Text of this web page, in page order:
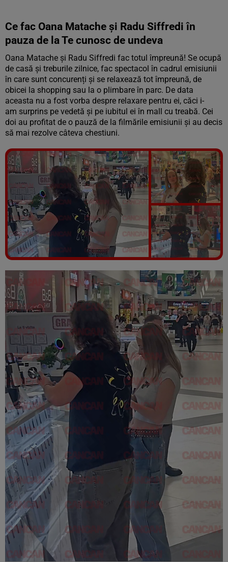
Ce fac Oana Matache și Radu Siffredi în
pauza de la Te cunosc de undeva
Oana Matache și Radu Siffredi fac totul împreună! Se ocupă
de casă și treburile zilnice, fac spectacol în cadrul emisiunii
în care sunt concurenți și se relaxează tot împreună, de
obicei la shopping sau la o plimbare în parc. De data
aceasta nu a fost vorba despre relaxare pentru ei, căci i-
am surprins pe vedetă și pe iubitul ei în mall cu treabă. Cei
doi au profitat de o pauză de la filmările emisiunii și au decis
să mai rezolve câteva chestiuni.
Vezi galeria foto
8 poze